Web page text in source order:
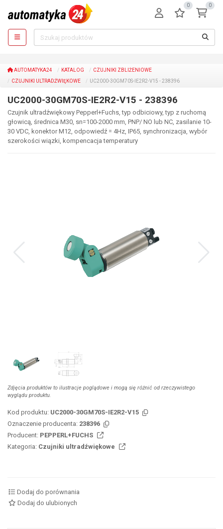
0 0
AUTOMATYKA24 KATALOG
CZUJNIKI ZBLIŻENIOWE
CZUJNIKI ULTRADŹWIĘKOWE
UC2000-30GM70S-IE2R2-V15 - 238396
UC2000-30GM70S-IE2R2-V15 - 238396
Czujnik ultradźwiękowy Pepperl+Fuchs, typ odbiciowy, typ z ruchomą
głowicą, średnica M30, sn=100-2000 mm, PNP/ NO lub NC, zasilanie 10-
30 VDC, konektor M12, odpowiedź = 4Hz, IP65, synchronizacja, wybór
szerokości wiązki, kompencacja temperatury
Zdjęcia produktów to ilustracje poglądowe i mogą się różnić od rzeczywistego
wyglądu produktu.
Kod produktu: UC2000-30GM70S-IE2R2-V15
Oznaczenie producenta: 238396
Producent: PEPPERL+FUCHS
Kategoria: Czujniki ultradźwiękowe
Dodaj do porównania
Dodaj do ulubionych